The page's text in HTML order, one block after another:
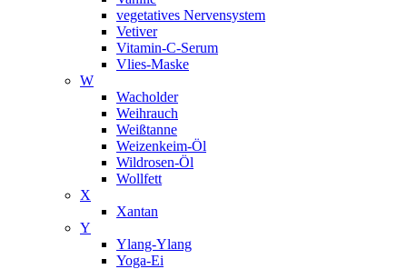
vegetatives Nervensystem
Vetiver
Vitamin-C-Serum
Vlies-Maske
W
Wacholder
Weihrauch
Weißtanne
Weizenkeim-Öl
Wildrosen-Öl
Wollfett
X
Xantan
Y
Ylang-Ylang
Yoga-Ei